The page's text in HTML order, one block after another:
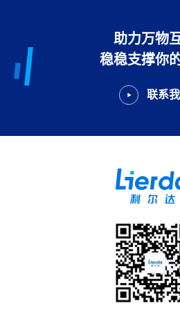
助力万物
稳稳支撑你
联系我